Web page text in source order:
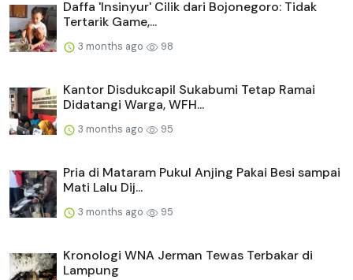
Daffa 'Insinyur' Cilik dari Bojonegoro: Tidak
Tertarik Game,...
3 months ago 98
Kantor Disdukcapil Sukabumi Tetap Ramai
Didatangi Warga, WFH...
3 months ago 95
Pria di Mataram Pukul Anjing Pakai Besi sampai
Mati Lalu Dij...
3 months ago 95
Kronologi WNA Jerman Tewas Terbakar di
Lampung